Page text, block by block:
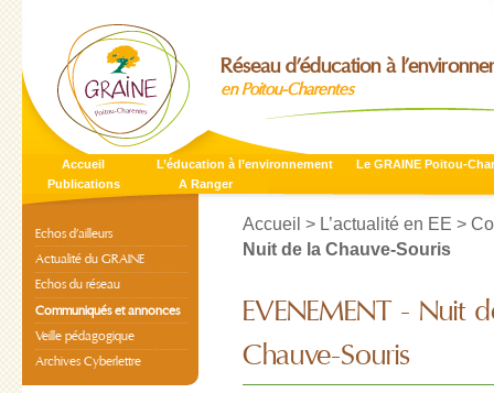
Réseau d’éducation à
en Poitou-Charentes
Accueil L’éducation à l’environnement
Le GRAINE Poitou-
Publications
A Ranger
Accueil > L’actualité en EE >
Nuit de la Chauve-Souris
EVENEMENT - Nuit
Chauve-Souris
Echos d’ailleurs
Actualité du GRAINE
Echos du réseau
Communiqués et annonces
Veille pédagogique
Archives Cyberlettre